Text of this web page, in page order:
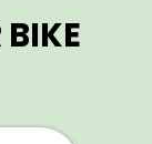
BIKE